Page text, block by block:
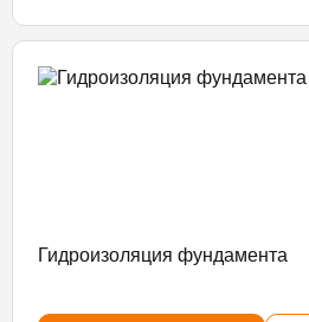
Гидроизоляция фундамента